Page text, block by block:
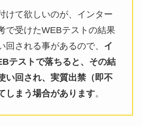
けて欲しいのが、インター
で受けたWEBテストの結果
回される事があるので、 イ
テストで落ちると、その結
い回され、実質出禁（即不
しまう場合があります。